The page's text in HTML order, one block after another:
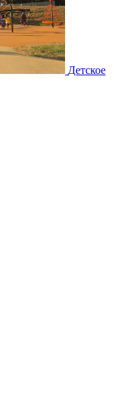
Детское